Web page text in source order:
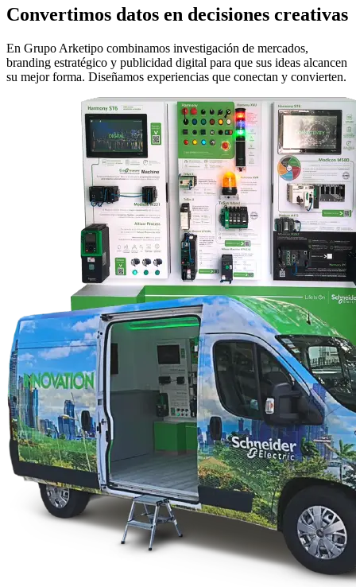
Convertimos datos en decisiones creativas
En Grupo Arketipo combinamos investigación de mercados,
branding estratégico y publicidad digital para que sus ideas alcancen
su mejor forma. Diseñamos experiencias que conectan y convierten.